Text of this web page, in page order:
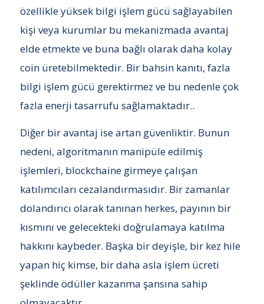
özellikle yüksek bilgi işlem gücü sağlayabilen
kişi veya kurumlar bu mekanizmada avantaj
elde etmekte ve buna bağlı olarak daha kolay
coin üretebilmektedir. Bir bahsin kanıtı, fazla
bilgi işlem gücü gerektirmez ve bu nedenle çok
fazla enerji tasarrufu sağlamaktadır..
Diğer bir avantaj ise artan güvenliktir. Bunun
nedeni, algoritmanın manipüle edilmiş
işlemleri, blockchaine girmeye çalışan
katılımcıları cezalandırmasıdır. Bir zamanlar
dolandırıcı olarak tanınan herkes, payının bir
kısmını ve gelecekteki doğrulamaya katılma
hakkını kaybeder. Başka bir deyişle, bir kez hile
yapan hiç kimse, bir daha asla işlem ücreti
şeklinde ödüller kazanma şansına sahip